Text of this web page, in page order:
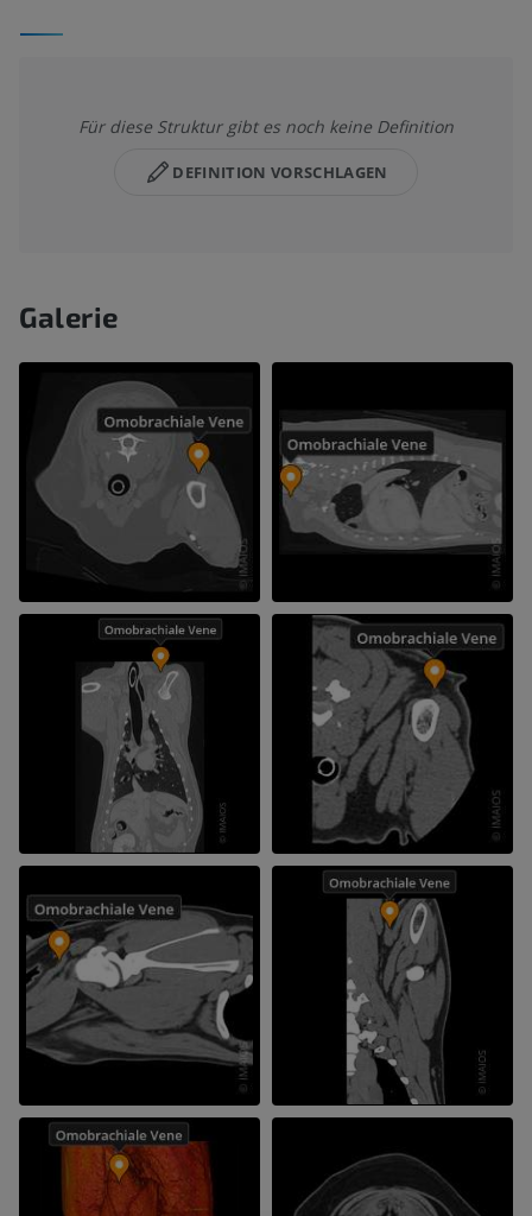
Für diese Struktur gibt es noch keine Definition
DEFINITION VORSCHLAGEN
Galerie